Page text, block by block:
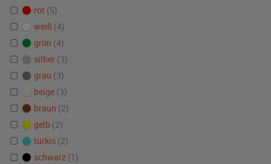
rot (5)
weiß (4)
grün (4)
silber (3)
grau (3)
beige (3)
braun (2)
gelb (2)
türkis (2)
schwarz (1)